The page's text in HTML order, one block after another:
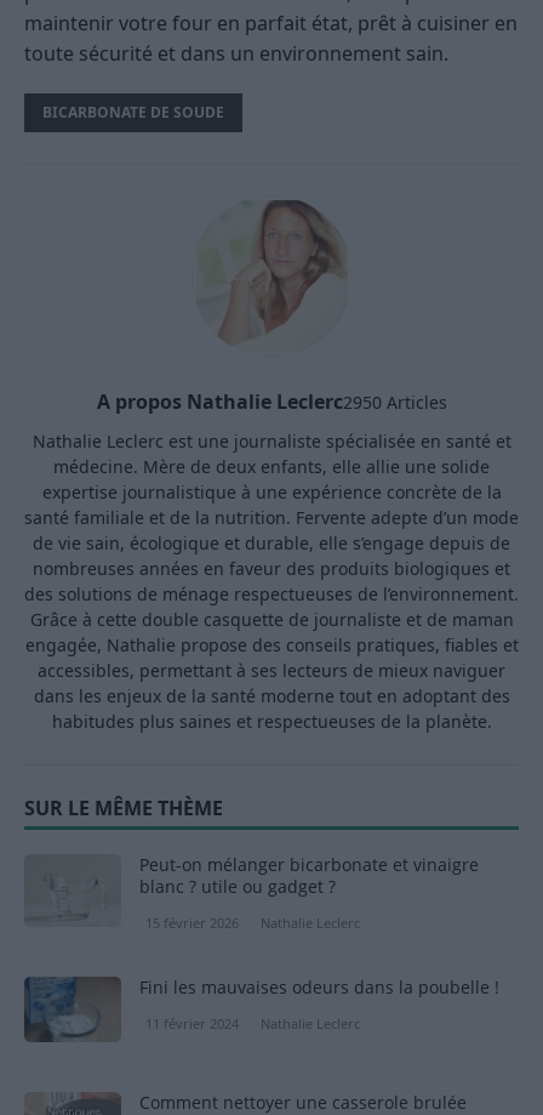
maintenir votre four en parfait état, prêt à cuisiner en
toute sécurité et dans un environnement sain.
BICARBONATE DE SOUDE
A propos Nathalie Leclerc2950 Articles
Nathalie Leclerc est une journaliste spécialisée en santé et
médecine. Mère de deux enfants, elle allie une solide
expertise journalistique à une expérience concrète de la
santé familiale et de la nutrition. Fervente adepte d’un mode
de vie sain, écologique et durable, elle s’engage depuis de
nombreuses années en faveur des produits biologiques et
des solutions de ménage respectueuses de l’environnement.
Grâce à cette double casquette de journaliste et de maman
engagée, Nathalie propose des conseils pratiques, fiables et
accessibles, permettant à ses lecteurs de mieux naviguer
dans les enjeux de la santé moderne tout en adoptant des
habitudes plus saines et respectueuses de la planète.
SUR LE MÊME THÈME
Peut-on mélanger bicarbonate et vinaigre
blanc ? utile ou gadget ?
15 février 2026 Nathalie Leclerc
Fini les mauvaises odeurs dans la poubelle !
11 février 2024 Nathalie Leclerc
Comment nettoyer une casserole brulée